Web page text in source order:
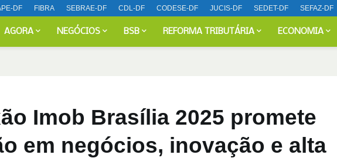
DF FIBRA SEBRAE-DF CDL-DF CODESE-DF JUCIS-DF SEDET-DF SEFAZ-DF
AGORA NEGÓCIOS BSB REFORMA TRIBUTÁRIA ECONOMIA
Imob Brasília 2025 promete
em negócios, inovação e alta